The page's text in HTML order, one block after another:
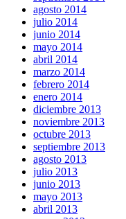
agosto 2014
julio 2014
junio 2014
mayo 2014
abril 2014
marzo 2014
febrero 2014
enero 2014
diciembre 2013
noviembre 2013
octubre 2013
septiembre 2013
agosto 2013
julio 2013
junio 2013
mayo 2013
abril 2013